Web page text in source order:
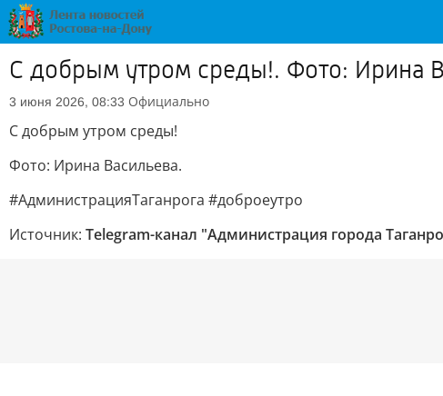
С добрым утром среды!. Фото: Ирина
3 июня 2026, 08:33 Официально
С добрым утром среды!
Фото: Ирина Васильева.
#АдминистрацияТаганрога #доброеутро
Источник: Telegram-канал "Администрация города